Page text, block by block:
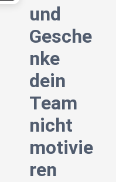
und
Gesche
nke
dein
Team
nicht
motivie
ren